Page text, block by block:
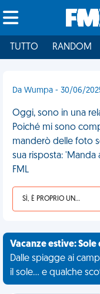
TUTTO RANDOM
Da Wumpa - 30/06/
Oggi, sono in una
Poiché mi sono
manderò delle foto
sua risposta:
FML
SÌ, È PROPRIO UNA VDM!
Vacanze estive:
Dalle spiagge ai
il sole... e qualche